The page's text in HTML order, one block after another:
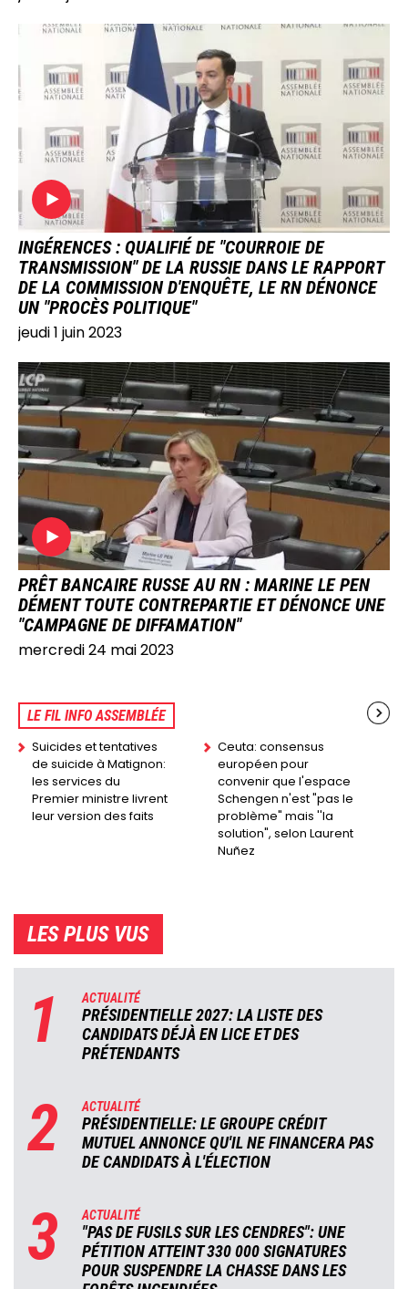
IMAGE
INGÉRENCES : QUALIFIÉ DE "COURROIE DE
TRANSMISSION" DE LA RUSSIE DANS LE RAPPORT
DE LA COMMISSION D'ENQUÊTE, LE RN DÉNONCE
UN "PROCÈS POLITIQUE"
jeudi 1 juin 2023
IMAGE
PRÊT BANCAIRE RUSSE AU RN : MARINE LE PEN
DÉMENT TOUTE CONTREPARTIE ET DÉNONCE UNE
"CAMPAGNE DE DIFFAMATION"
mercredi 24 mai 2023
LE FIL INFO ASSEMBLÉE
Suicides et tentatives
de suicide à Matignon:
les services du
Premier ministre livrent
leur version des faits
Ceuta: consensus
européen pour
convenir que l'espace
Schengen n'est "pas le
problème" mais ''la
solution", selon Laurent
Nuñez
LES PLUS VUS
1 ACTUALITÉ
PRÉSIDENTIELLE 2027: LA LISTE DES
CANDIDATS DÉJÀ EN LICE ET DES
PRÉTENDANTS
2 ACTUALITÉ
PRÉSIDENTIELLE: LE GROUPE CRÉDIT
MUTUEL ANNONCE QU'IL NE FINANCERA PAS
DE CANDIDATS À L'ÉLECTION
3 ACTUALITÉ
"PAS DE FUSILS SUR LES CENDRES": UNE
PÉTITION ATTEINT 330 000 SIGNATURES
POUR SUSPENDRE LA CHASSE DANS LES